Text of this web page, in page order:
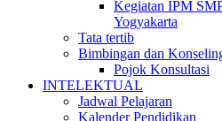
Kegiatan IPM
Yogyakarta
Tata tertib
Bimbingan dan
Pojok Konsultasi
INTELEKTUAL
Jadwal Pelajaran
Kalender Pendidikan